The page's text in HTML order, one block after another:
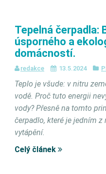
Tepelná čerpadla:
úsporného a
domácností.
redakce 13.5.2024
Teplo je všude: v nitru
vodě. Proč tuto energii
vody? Přesně na tomto
čerpadlo, které je jedním
vytápění.
Celý článek